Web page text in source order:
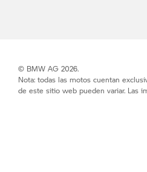
© BMW AG 2026.
Nota: todas las motos cuentan
de este sitio web pueden variar. Las